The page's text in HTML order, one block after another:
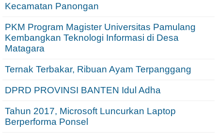
Kecamatan Panongan
PKM Program Magister Universitas Pamulang
Kembangkan Teknologi Informasi di Desa
Matagara
Ternak Terbakar, Ribuan Ayam Terpanggang
DPRD PROVINSI BANTEN Idul Adha
Tahun 2017, Microsoft Luncurkan Laptop
Berperforma Ponsel